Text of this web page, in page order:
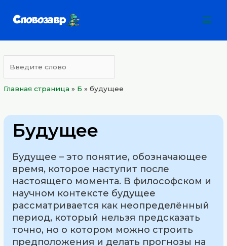
Главная страница » Б »будущее
Будущее
Будущее – это понятие, обозначающее
время, которое наступит после
настоящего момента. В философском и
научном контексте будущее
рассматривается как неопределённый
период, который нельзя предсказать
точно, но о котором можно строить
предположения и делать прогнозы на